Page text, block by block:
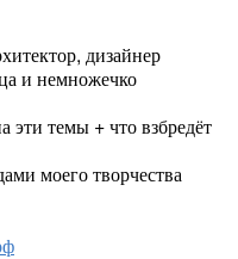
дизайнер
и немножечко
темы + что взбредёт
моего творчества